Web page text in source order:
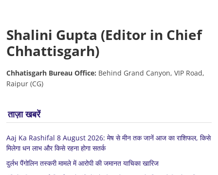
Shalini Gupta (Editor in Chief
Chhattisgarh)
Chhatisgarh Bureau Office: Behind Grand Canyon, VIP Road,
Raipur (CG)
ताज़ा खबरें
Aaj Ka Rashifal 8 August 2026: मेष से मीन तक जानें आज का राशिफल, किसे
मिलेगा धन लाभ और किसे रहना होगा सतर्क
दुर्लभ पैंगोलिन तस्करी मामले में आरोपी की जमानत याचिका खारिज